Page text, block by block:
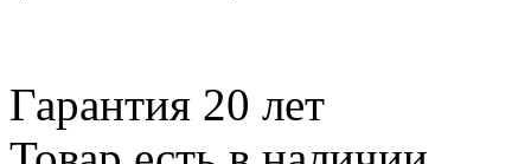
Гарантия 20 лет